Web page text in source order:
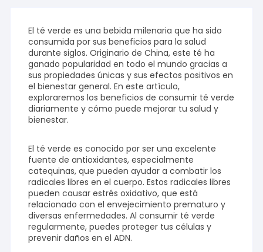
El té verde es una bebida milenaria que ha sido
consumida por sus beneficios para la salud
durante siglos. Originario de China, este té ha
ganado popularidad en todo el mundo gracias a
sus propiedades únicas y sus efectos positivos en
el bienestar general. En este artículo,
exploraremos los beneficios de consumir té verde
diariamente y cómo puede mejorar tu salud y
bienestar.
El té verde es conocido por ser una excelente
fuente de antioxidantes, especialmente
catequinas, que pueden ayudar a combatir los
radicales libres en el cuerpo. Estos radicales libres
pueden causar estrés oxidativo, que está
relacionado con el envejecimiento prematuro y
diversas enfermedades. Al consumir té verde
regularmente, puedes proteger tus células y
prevenir daños en el ADN.